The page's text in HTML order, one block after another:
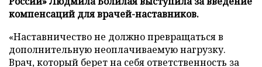
компенсаций для врачей-наставников.
«Наставничество не должно превращаться в
дополнительную неоплачиваемую нагрузку.
Врач, который берет на себя ответственность за